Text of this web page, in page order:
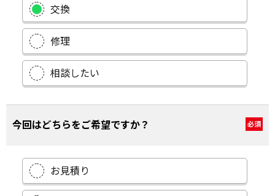
交換
修理
相談したい
今回はどちらをご希望ですか？ 必須
お見積り